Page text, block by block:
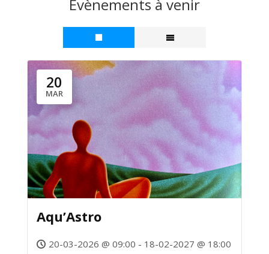
Évènements à venir
20
MAR
Aqu’Astro
20-03-2026 @ 09:00 - 18-02-2027 @ 18:00